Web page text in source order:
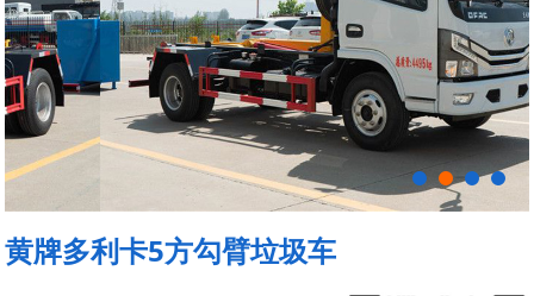
黄牌多利卡5方勾臂垃圾车